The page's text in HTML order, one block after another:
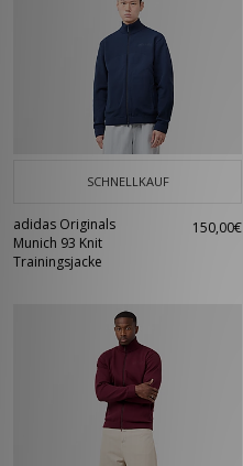
SCHNELLKAUF
adidas Originals
Munich 93 Knit
Trainingsjacke
150,00€